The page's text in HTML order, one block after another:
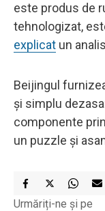
este produs de
tehnologizat,
explicat un
Beijingul
și simplu
componente
un puzzle și
Urmăriți-ne și pe